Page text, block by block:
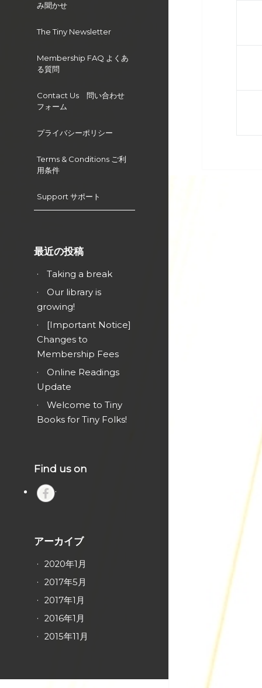
み聞かせ
The Tiny Newsletter
Membership FAQ よくあ
る質問
Contact Us 問い合わせ
フォーム
プライバシーポリシー
Terms & Conditions ご利
用条件
Support サポート
最近の投稿
Taking a break
Our library is
growing!
[Important Notice]
Changes to
Membership Fees
Online Readings
Update
Welcome to Tiny
Books for Tiny Folks!
Find us on
アーカイブ
2020年1月
2017年5月
2017年1月
2016年1月
2015年11月